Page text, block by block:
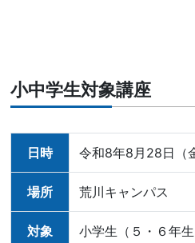
小中学生対象講座
日時 令和8年8月28日（
場所 荒川キャンパス
対象 小学生（５・６年生